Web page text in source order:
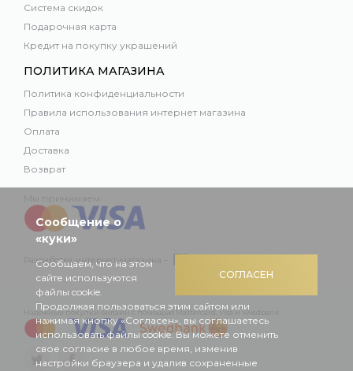
Система скидок
Подарочная карта
Кредит на покупку украшений
ПОЛИТИКА МАГАЗИНА
Политика конфиденциальности
Правила использования интернет магазина
Оплата
Доставка
Возврат
Разработка интернет-магазина –
Надежные покупки онлайн с помощью Mastercard, Visa и Swedbank
СОГЛАСЕН
Сообщение о
«куки»
Сообщаем, что на этом
сайте используются
файлы cookie.
Продолжая пользоваться этим сайтом или
нажимая кнопку «Согласен», вы соглашаетесь
использовать файлы cookie. Вы можете отменить
свое согласие в любое время, изменив
настройки браузера и удалив сохраненные